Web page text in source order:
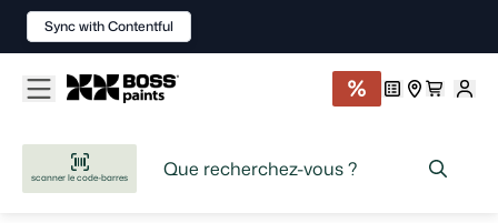
scanner le code-barres
Sync with Contentful